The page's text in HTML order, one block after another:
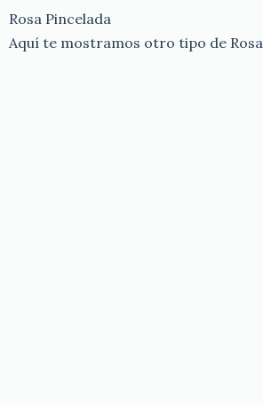
Rosa Pincelada
Aquí te mostramos otro tipo de Rosa